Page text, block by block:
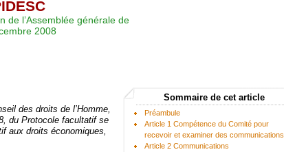
de l’Assemblée générale de
2008
Sommaire de cet article
Préambule
Article 1 Compétence du Comité pour
recevoir et examiner des communications
Article 2 Communications
des droits de l’Homme,
du Protocole facultatif se
aux droits économiques,